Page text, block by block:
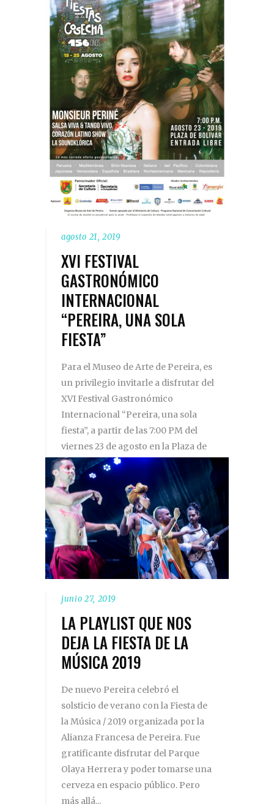
agosto 21, 2019
XVI FESTIVAL
GASTRONÓMICO
INTERNACIONAL
“PEREIRA, UNA SOLA
FIESTA”
Para el Museo de Arte de Pereira, es
un privilegio invitarle a disfrutar del
XVI Festival Gastronómico
Internacional “Pereira, una sola
fiesta”, a partir de las 7:00 PM del
viernes 23 de agosto en la Plaza de
Bolívar de la
LEER MÁS
junio 27, 2019
LA PLAYLIST QUE NOS
DEJA LA FIESTA DE LA
MÚSICA 2019
De nuevo Pereira celebró el
solsticio de verano con la Fiesta de
la Música / 2019 organizada por la
Alianza Francesa de Pereira. Fue
gratificante disfrutar del Parque
Olaya Herrera y poder tomarse una
cerveza en espacio público. Pero
más allá